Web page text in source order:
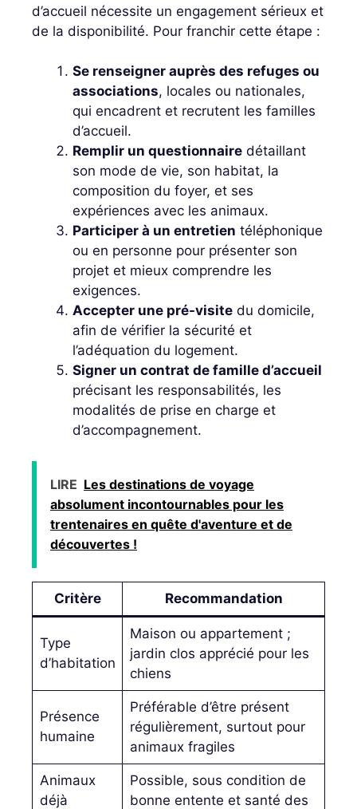
d’accueil nécessite un engagement sérieux et
de la disponibilité. Pour franchir cette étape :
Se renseigner auprès des refuges ou
associations, locales ou nationales,
qui encadrent et recrutent les familles
d’accueil.
Remplir un questionnaire détaillant
son mode de vie, son habitat, la
composition du foyer, et ses
expériences avec les animaux.
Participer à un entretien téléphonique
ou en personne pour présenter son
projet et mieux comprendre les
exigences.
Accepter une pré-visite du domicile,
afin de vérifier la sécurité et
l’adéquation du logement.
Signer un contrat de famille d’accueil
précisant les responsabilités, les
modalités de prise en charge et
d’accompagnement.
LIRE Les destinations de voyage
absolument incontournables pour les
trentenaires en quête d'aventure et de
découvertes !
Critère Recommandation
Type
d’habitation
Maison ou appartement ;
jardin clos apprécié pour les
chiens
Présence
humaine
Préférable d’être présent
régulièrement, surtout pour
animaux fragiles
Animaux
déjà
Possible, sous condition de
bonne entente et santé des